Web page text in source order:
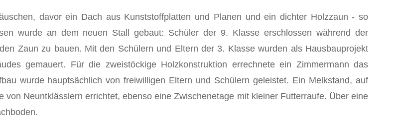
davor ein Dach aus Kunststoffplatten und Planen und ein dichter Holzzaun - so
wurde an dem neuen Stall gebaut: Schüler der 9. Klasse er­schlossen während der
Zaun zu bauen. Mit den Schülern und Eltern der 3. Klasse wurden als Hausbauprojekt
gemauert. Für die zweistöckige Holz­konstruktion errechnete ein Zimmermann das
wurde hauptsächlich von freiwilligen Eltern und Schülern geleistet. Ein Melkstand, auf
Neuntklässlern errichtet, ebenso eine Zwischenetage mit kleiner Futter­raufe. Über eine